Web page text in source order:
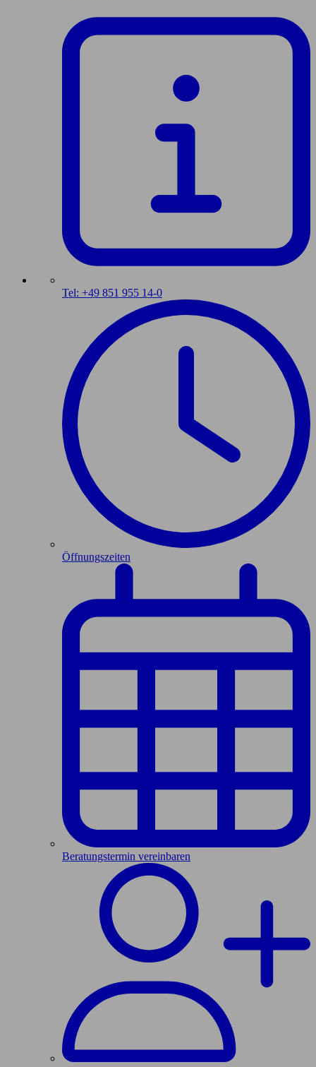
Tel: +49 851 955 14-0
Öffnungszeiten
Beratungstermin vereinbaren